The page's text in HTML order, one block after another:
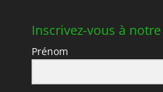
Inscrivez-vous à
Prénom